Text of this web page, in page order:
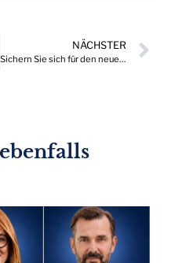
NÄCHSTER
Sichern Sie sich für den neuen Octavia die attraktive Škoda Wirtschaftsförderung